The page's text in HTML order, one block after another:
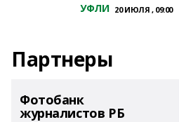
УФЛИ 20 ИЮЛЯ , 09:00
Партнеры
Фотобанк
журналистов РБ